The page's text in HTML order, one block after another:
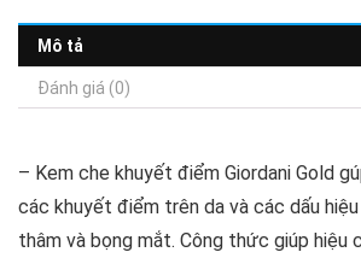
Mô tả
Đánh giá (0)
– Kem che khuyết điểm Giordani Gold
các khuyết điểm trên da và các dấu
thâm và bọng mắt. Công thức giúp hiệu